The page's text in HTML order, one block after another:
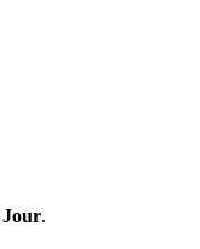
Jour.